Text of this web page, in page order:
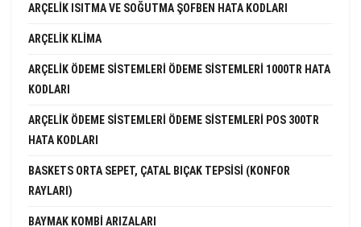
ARÇELIK ISITMA VE SOĞUTMA ŞOFBEN HATA KODLARI
ARÇELIK KLIMA
ARÇELIK ÖDEME SISTEMLERI ÖDEME SISTEMLERI 1000TR HATA
KODLARI
ARÇELIK ÖDEME SISTEMLERI ÖDEME SISTEMLERI POS 300TR
HATA KODLARI
BASKETS ORTA SEPET, ÇATAL BIÇAK TEPSISI (KONFOR
RAYLARI)
BAYMAK KOMBI ARIZALARI